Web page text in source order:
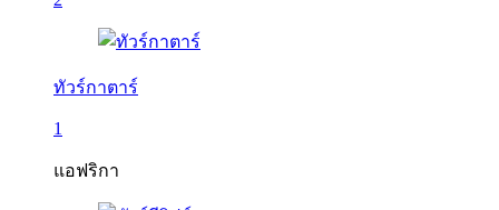
ทัวร์กาตาร์
1
แอฟริกา